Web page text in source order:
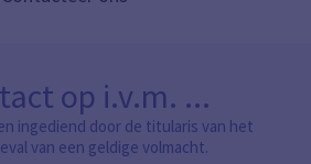
op i.v.m. ...
ingediend door de titularis van het
van een geldige volmacht.